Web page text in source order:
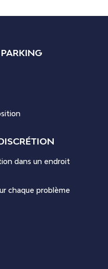
PARKING
dans un endroit
chaque problème